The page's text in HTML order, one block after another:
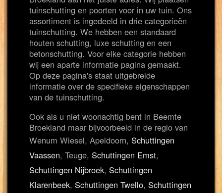
tuinschutting en poorten voor in uw tuin. Ons
assortiment is ingedeeld in drie categorieën
tuinschutting. We hebben een standaard
houten schutting, luxe schutting en een
betonschutting. Voor elke categorie hebben
wij een aparte informatie pagina gemaakt.
Op deze pagina's staat uitgebreide
informatie over de specifieke eigenschappen
van de tuinschutting.
Ook als u niet woonachtig bent in Beemte
Broekland maar bijvoorbeeld in de regio van
Wenum Wiesel, Apeldoorn, Schuttingen
Vaassen, Teuge, Schuttingen Emst,
Schuttingen Nijbroek, Schuttingen
Klarenbeek, Schuttingen Twello, Schuttingen